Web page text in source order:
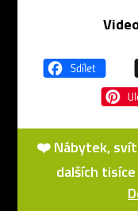
❤️ Nábytek,
dalších